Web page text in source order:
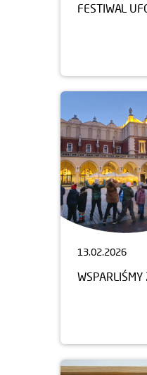
FESTIWAL
13.02.2026
WSPARLIŚMY